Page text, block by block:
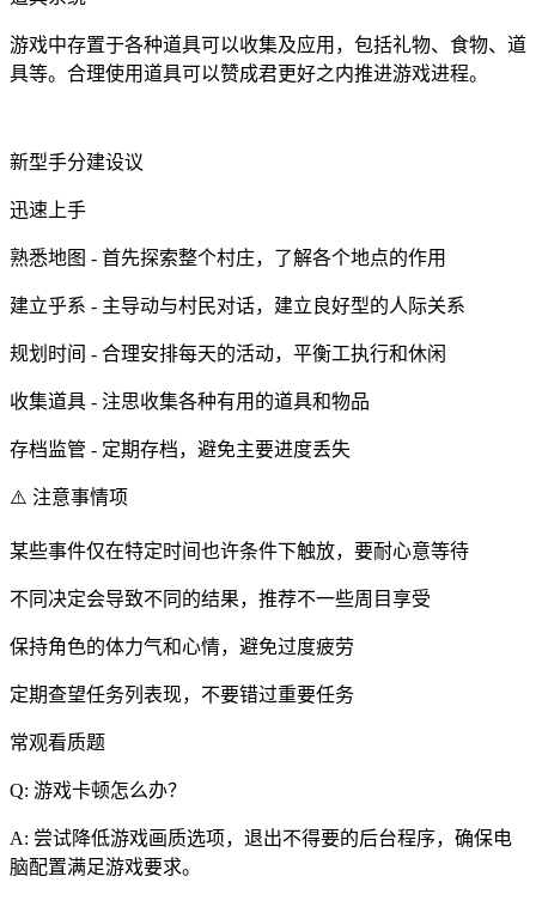
游戏中存置于各种道具可以收集及应用，包括礼物、食物、道
具等。合理使用道具可以赞成君更好之内推进游戏进程。
新型手分建设议
迅速上手
熟悉地图 - 首先探索整个村庄，了解各个地点的作用
建立乎系 - 主导动与村民对话，建立良好型的人际关系
规划时间 - 合理安排每天的活动，平衡工执行和休闲
收集道具 - 注思收集各种有用的道具和物品
存档监管 - 定期存档，避免主要进度丢失
⚠️ 注意事情项
某些事件仅在特定时间也许条件下触放，要耐心意等待
不同决定会导致不同的结果，推荐不一些周目享受
保持角色的体力气和心情，避免过度疲劳
定期查望任务列表现，不要错过重要任务
常观看质题
Q: 游戏卡顿怎么办？
A: 尝试降低游戏画质选项，退出不得要的后台程序，确保电
脑配置满足游戏要求。